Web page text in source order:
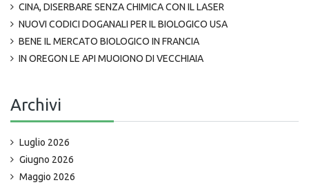
CINA, DISERBARE SENZA CHIMICA CON IL LASER
NUOVI CODICI DOGANALI PER IL BIOLOGICO USA
BENE IL MERCATO BIOLOGICO IN FRANCIA
IN OREGON LE API MUOIONO DI VECCHIAIA
Archivi
Luglio 2026
Giugno 2026
Maggio 2026